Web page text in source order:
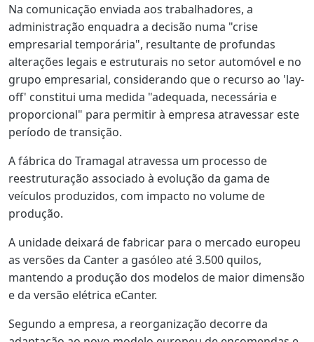
Na comunicação enviada aos trabalhadores, a
administração enquadra a decisão numa "crise
empresarial temporária", resultante de profundas
alterações legais e estruturais no setor automóvel e no
grupo empresarial, considerando que o recurso ao 'lay-
off' constitui uma medida "adequada, necessária e
proporcional" para permitir à empresa atravessar este
período de transição.
A fábrica do Tramagal atravessa um processo de
reestruturação associado à evolução da gama de
veículos produzidos, com impacto no volume de
produção.
A unidade deixará de fabricar para o mercado europeu
as versões da Canter a gasóleo até 3.500 quilos,
mantendo a produção dos modelos de maior dimensão
e da versão elétrica eCanter.
Segundo a empresa, a reorganização decorre da